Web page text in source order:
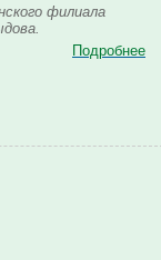
филиала
Подробнее